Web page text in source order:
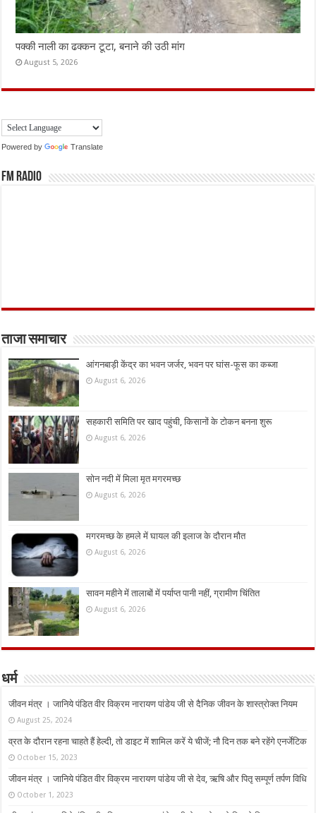
पक्की नाली का ढक्कन टूटा, बनाने की उठी मांग
August 5, 2026
Powered by Translate
FM Radio
ताजा समाचार
आंगनबाड़ी केंद्र का भवन जर्जर, भवन पर घांस-फूस का कब्जा
August 6, 2026
सहकारी समिति पर खाद पहुंची, किसानों के टोकन बनना शुरू
August 6, 2026
सोन नदी में मिला मृत मगरमच्छ
August 6, 2026
मगरमच्छ के हमले में घायल की इलाज के दौरान मौत
August 6, 2026
सावन महीने में तालाबों में पर्याप्त पानी नहीं, ग्रामीण चिंतित
August 6, 2026
धर्म
जीवन मंत्र । जानिये पंडित वीर विक्रम नारायण पांडेय जी से दैनिक जीवन के शास्त्रोक्त नियम
August 25, 2024
व्रत के दौरान रहना चाहते हैं हेल्दी, तो डाइट में शामिल करें ये चीजें; नौ दिन तक बने रहेंगे एनर्जेटिक
October 15, 2023
जीवन मंत्र । जानिये पंडित वीर विक्रम नारायण पांडेय जी से देव, ऋषि और पितृ सम्पूर्ण तर्पण विधि
October 1, 2023